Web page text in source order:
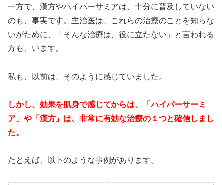
一方で、漢方やハイパーサミアは、十分に普及していない
のも、事実です。主治医は、これらの治療のことを知らな
いがために、「そんな治療は、役に立たない」と言われる
方も、います。
私も、以前は、そのように感じていました。
しかし、効果を肌身で感じてからは、「ハイパーサーミ
ア」や「漢方」は、非常に有効な治療の１つと確信しまし
た。
たとえば、以下のような事例があります。